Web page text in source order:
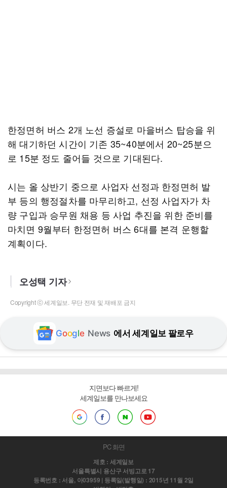
한정면허 버스 2개 노선 증설로 마을버스 탑승을 위
해 대기하던 시간이 기존 35~40분에서 20~25분으
로 15분 정도 줄어들 것으로 기대된다.
시는 올 상반기 중으로 사업자 선정과 한정면허 발
부 등의 행정절차를 마무리하고, 선정 사업자가 차
량 구입과 승무원 채용 등 사업 추진을 위한 준비를
마치면 9월부터 한정면허 버스 6대를 본격 운행할
계획이다.
오성택 기자
Copyright ⓒ 세계일보. 무단 전재 및 재배포 금지
Google News 에서 세계일보 팔로우
지면보다 빠르게!
세계일보를 만나보세요
PC 화면
제호 : 세계일보
서울특별시 용산구 서빙고로 17
등록번호 : 서울, 아03959 | 등록일(발행일) : 2015년 11월 2일